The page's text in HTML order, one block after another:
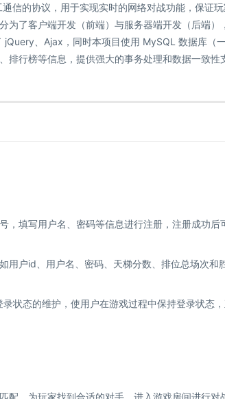
信的协议，用于实现实时的网络对战功能，保证
为了客户端开发（前端）与服务器端开发（后端）
、Ajax，同时本项目使用 MySQL 数据库（
排行榜等信息，提供强大的事务处理和数据一致性
，填写用户名、密码等信息进行注册，注册成功后
用户id、用户名、密码、天梯分数、排位总场次和
状态的维护，使用户在游戏过程中保持登录状态